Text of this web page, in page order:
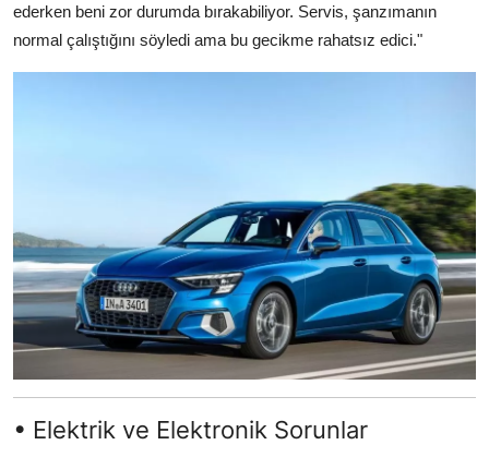
ederken beni zor durumda bırakabiliyor. Servis, şanzımanın
normal çalıştığını söyledi ama bu gecikme rahatsız edici."
• Elektrik ve Elektronik Sorunlar